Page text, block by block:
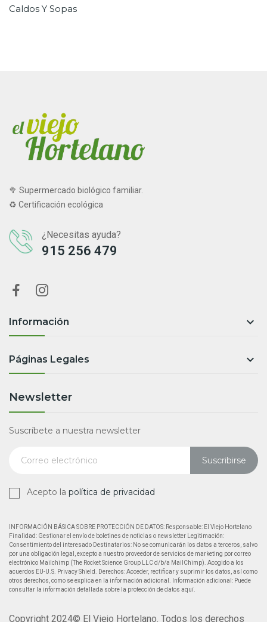
Caldos Y Sopas
🥦 Supermercado biológico familiar.
♻ Certificación ecológica
¿Necesitas ayuda?
915 256 479
Información 
Páginas Legales 
Newsletter
Suscríbete a nuestra newsletter
Suscribirse
Acepto la política de privacidad
INFORMACIÓN BÁSICA SOBRE PROTECCIÓN DE DATOS: Responsable: El Viejo Hortelano
Finalidad: Gestionar el envío de boletines de noticias o newsletter Legitimación:
Consentimiento del interesado Destinatarios: No se comunicarán los datos a terceros, salvo
por una obligación legal, excepto a nuestro proveedor de servicios de marketing por correo
electrónico Mailchimp (The Rocket Science Group LLC d/b/a MailChimp). Acogido a los
acuerdos EU-U.S. Privacy Shield. Derechos: Acceder, rectificar y suprimir los datos, así como
otros derechos, como se explica en la información adicional. Información adicional: Puede
consultar la información detallada sobre la protección de datos aquí.
Copyright 2024© El Viejo Hortelano. Todos los derechos